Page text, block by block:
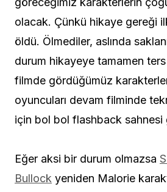
olacak. Çünkü hikaye gereği
öldü. Ölmediler, aslında
durum hikayeye tamamen
filmde gördüğümüz
oyuncuları devam filminde
için bol bol flashback sahnesi
Eğer aksi bir durum olmazsa
Bullock yeniden Malorie